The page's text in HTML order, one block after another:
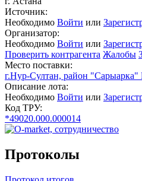
Источник:
Необходимо Войти или
Организатор:
Необходимо Войти или
Проверить контрагента Жалобы
Место поставки:
г.Нур-Султан, район
Описание лота:
Необходимо Войти или
Код ТРУ:
*49020.000.000014
Протоколы